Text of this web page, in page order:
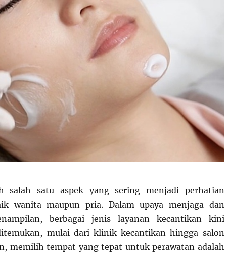
salah satu aspek yang sering menjadi perhatian
wanita maupun pria. Dalam upaya menjaga dan
berbagai jenis layanan kecantikan kini
mulai dari klinik kecantikan hingga salon
memilih tempat yang tepat untuk perawatan adalah